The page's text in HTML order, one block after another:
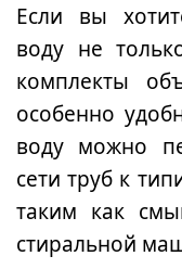
Если вы
воду не
комплекты
особенно
воду можно
сети труб к
таким как
стиральной